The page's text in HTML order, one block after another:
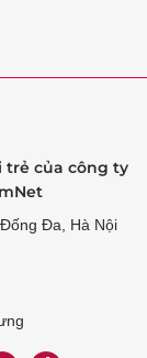
trẻ của công ty
Đa, Hà Nội